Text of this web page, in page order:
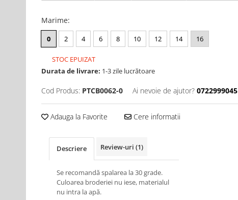
Marime:
0 2 4 6 8 10 12 14 16
STOC EPUIZAT
Durata de livrare: 1-3 zile lucrătoare
Cod Produs: PTCB0062-0 Ai nevoie de ajutor? 0722999045
Adauga la Favorite Cere informatii
Descriere Review-uri (1)
Se recomandă spalarea la 30 grade.
Culoarea broderiei nu iese, materialul
nu intra la apă.